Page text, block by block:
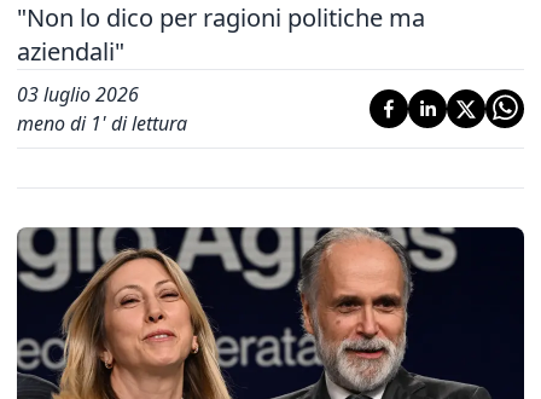
"Non lo dico per ragioni politiche ma
aziendali"
03 luglio 2026
meno di 1' di lettura